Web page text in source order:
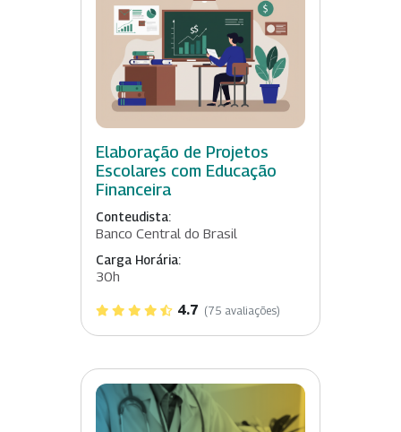
Elaboração de Projetos
Escolares com Educação
Financeira
Conteudista:
Banco Central do Brasil
Carga Horária:
30h
4.7 (75 avaliações)